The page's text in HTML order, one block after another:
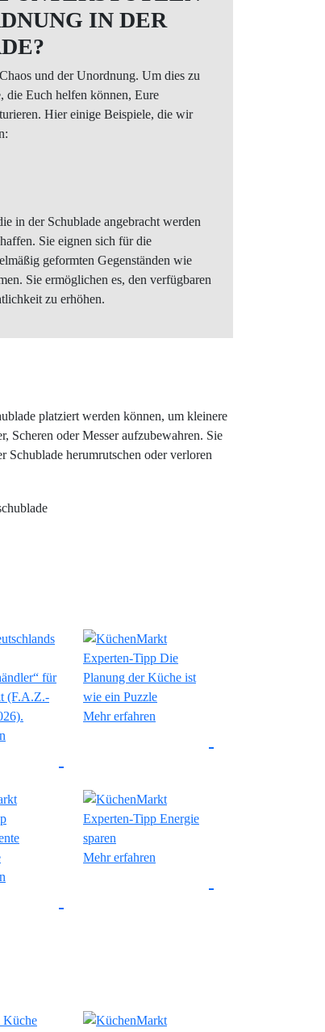
IN DER
und der Unordnung. Um dies zu
die Euch helfen können, Eure
Hier einige Beispiele, die wir
in der Schublade angebracht werden
Sie eignen sich für die
geformten Gegenständen wie
Sie ermöglichen es, den verfügbaren
zu erhöhen.
platziert werden können, um kleinere
Scheren oder Messer aufzubewahren. Sie
Schublade herumrutschen oder verloren
Mehr erfahren
Mehr erfahren